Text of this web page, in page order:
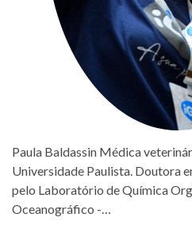
Paula Baldassin Médica
Universidade Paulista. Doutora
pelo Laboratório de Química
Oceanográfico -…